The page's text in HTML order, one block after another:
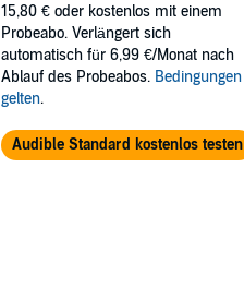
15,80 € oder kostenlos mit einem
Probeabo. Verlängert sich
automatisch für 6,99 €/Monat nach
Ablauf des Probeabos. Bedingungen
gelten.
Audible Standard kostenlos testen